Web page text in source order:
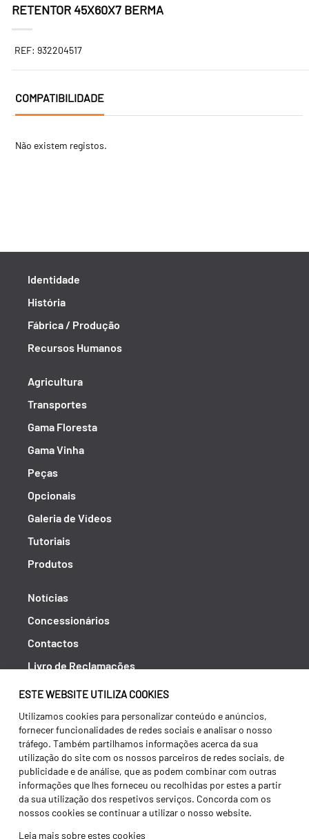
ESTE WEBSITE UTILIZA COOKIES
Utilizamos cookies para personalizar conteúdo e anúncios,
fornecer funcionalidades de redes sociais e analisar o nosso
tráfego. Também partilhamos informações acerca da sua
utilização do site com os nossos parceiros de redes sociais, de
publicidade e de análise, que as podem combinar com outras
informações que lhes forneceu ou recolhidas por estes a partir
da sua utilização dos respetivos serviços. Concorda com os
nossos cookies se continuar a utilizar o nosso website.
Leia mais sobre estes cookies
RETENTOR 45X60X7 BERMA
REF: 932204517
COMPATIBILIDADE
Não existem registos.
Identidade
História
Fábrica / Produção
Recursos Humanos
Agricultura
Transportes
Gama Floresta
Gama Vinha
Peças
Opcionais
Galeria de Vídeos
Tutoriais
Produtos
Notícias
Concessionários
Contactos
Livro de Reclamações
Política de Privacidade
Canal de Denúncias (RGPC)
Termos e condições